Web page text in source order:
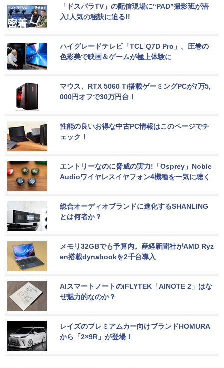
「ドスパラTV」の配信現場に“PAD”撮影班が潜
入!人気の秘訣に迫る!!
ハイグレードテレビ「TCL Q7D Pro」。圧巻の
色彩美で映画＆ゲームが極上体験に
マウス、RTX 5060 Ti搭載ゲーミングPCが7万5,
000円オフで30万円台！
性能の良いお得な中古PC情報はこのページでチ
ェック！
エントリーなのに脅威の実力!「Osprey」Noble
Audioワイヤレスイヤフォン4機種を一気に聴く
総合オーディオブランドに進化するSHANLING
とは何者か？
メモリ32GBでも予算内。産経新聞社がAMD Ryz
en搭載dynabookを2千台導入
AIスマートノートのiFLYTEK「AINOTE 2」はな
ぜ魅力的なのか？
レイズのプレミアムカー向けブランドHOMURA
から「2×9R」が登場！